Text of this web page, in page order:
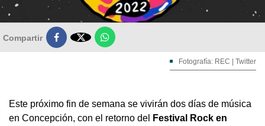
Compartir 
Fotografía: REC | Twitter
Este próximo fin de semana se vivirán dos días de música
en Concepción, con el retorno del
Festival Rock en